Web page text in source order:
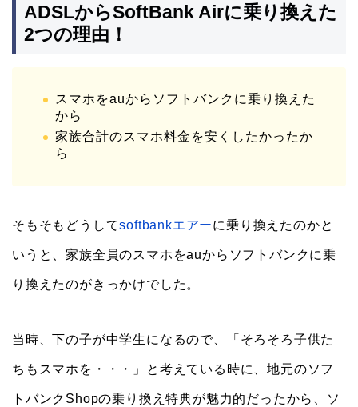
ADSLからSoftBank Airに乗り換えた
2つの理由！
スマホをauからソフトバンクに乗り換えた
から
家族合計のスマホ料金を安くしたかったか
ら
そもそもどうしてsoftbankエアーに乗り換えたのかと
いうと、家族全員のスマホをauからソフトバンクに乗
り換えたのがきっかけでした。
当時、下の子が中学生になるので、「そろそろ子供た
ちもスマホを・・・」と考えている時に、地元のソフ
トバンクShopの乗り換え特典が魅力的だったから、ソ